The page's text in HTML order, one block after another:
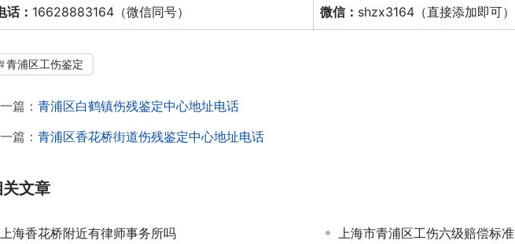
话： 16628883164（微信同号） 微信： shzx3164（直接添加即可）
青浦区工伤鉴定
篇： 青浦区白鹤镇伤残鉴定中心地址电话
篇： 青浦区香花桥街道伤残鉴定中心地址电话
文章
上海香花桥附近有律师事务所吗 上海市青浦区工伤六级赔偿标准